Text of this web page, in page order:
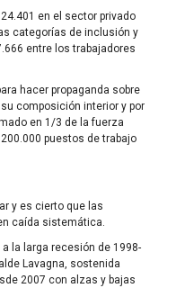
en el sector privado
categorías de inclusión y
entre los trabajadores
hacer propaganda sobre
composición interior y por
en 1/3 de la fuerza
puestos de trabajo
y es cierto que las
caída sistemática.
la larga recesión de 1998-
Lavagna, sostenida
2007 con alzas y bajas